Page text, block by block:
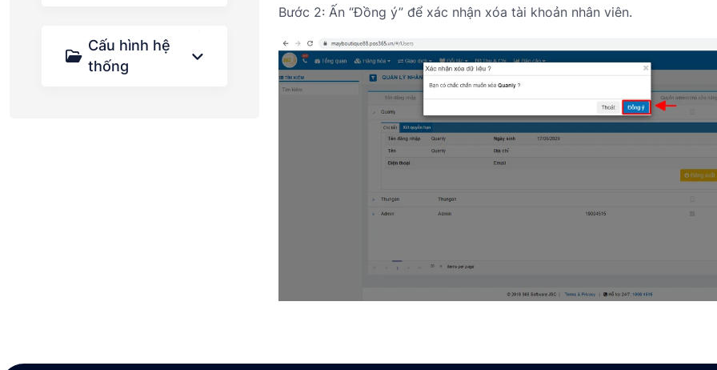
Cấu hình hệ
thống
Bước 2: Ấn “Đồng ý” để xác nhận xóa tài khoản nhân viên.